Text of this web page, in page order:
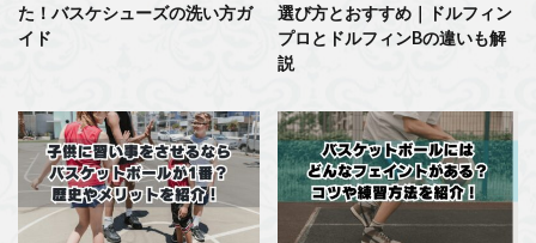
た！バスケシューズの洗い方ガ
イド
選び方とおすすめ｜ドルフィン
プロとドルフィンBの違いも解
説